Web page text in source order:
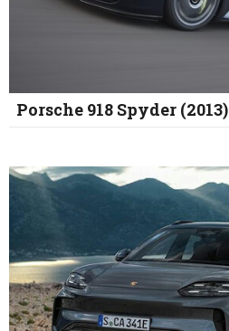
Porsche 918 Spyder (2013)